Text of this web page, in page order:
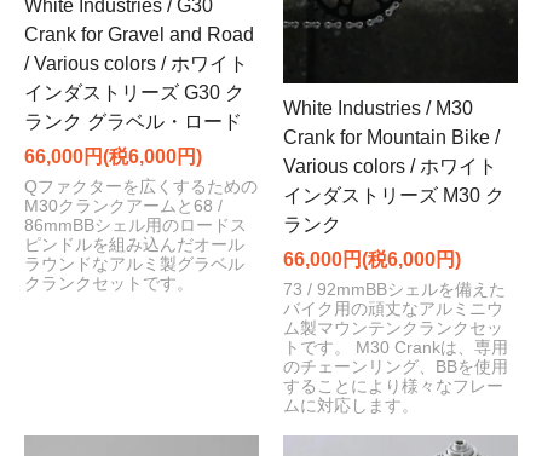
White Industries / G30
Crank for Gravel and Road
/ Various colors / ホワイト
インダストリーズ G30 ク
ランク グラベル・ロード
66,000円(税6,000円)
Qファクターを広くするための
M30クランクアームと68 /
86mmBBシェル用のロードス
ピンドルを組み込んだオール
ラウンドなアルミ製グラベル
クランクセットです。
White Industries / M30
Crank for Mountain Bike /
Various colors / ホワイト
インダストリーズ M30 ク
ランク
66,000円(税6,000円)
73 / 92mmBBシェルを備えた
バイク用の頑丈なアルミニウ
ム製マウンテンクランクセッ
トです。 M30 Crankは、専用
のチェーンリング、BBを使用
することにより様々なフレー
ムに対応します。